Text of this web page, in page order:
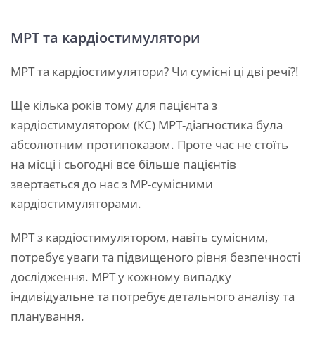
МРТ та кардіостимулятори
МРТ та кардіостимулятори? Чи сумісні ці дві речі?!
Ще кілька років тому для пацієнта з
кардіостимулятором (КС) МРТ-діагностика була
абсолютним протипоказом. Проте час не стоїть
на місці і сьогодні все більше пацієнтів
звертається до нас з МР-сумісними
кардіостимуляторами.
МРТ з кардіостимулятором, навіть сумісним,
потребує уваги та підвищеного рівня безпечності
дослідження. МРТ у кожному випадку
індивідуальне та потребує детального аналізу та
планування.